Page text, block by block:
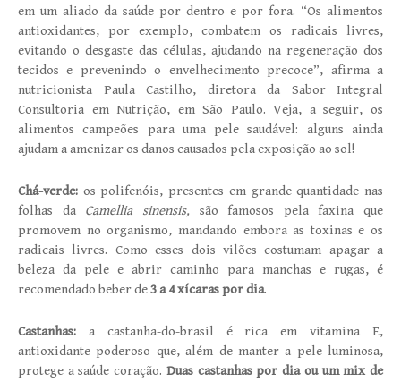
em um aliado da saúde por dentro e por fora. “Os alimentos
antioxidantes, por exemplo, combatem os radicais livres,
evitando o desgaste das células, ajudando na regeneração dos
tecidos e prevenindo o envelhecimento precoce”, afirma a
nutricionista Paula Castilho, diretora da Sabor Integral
Consultoria em Nutrição, em São Paulo. Veja, a seguir, os
alimentos campeões para uma pele saudável: alguns ainda
ajudam a amenizar os danos causados pela exposição ao sol!
Chá-verde: os polifenóis, presentes em grande quantidade nas
folhas da Camellia sinensis, são famosos pela faxina que
promovem no organismo, mandando embora as toxinas e os
radicais livres. Como esses dois vilões costumam apagar a
beleza da pele e abrir caminho para manchas e rugas, é
recomendado beber de3 a 4 xícaras por dia.
Castanhas: a castanha-do-brasil é rica em vitamina E,
antioxidante poderoso que, além de manter a pele luminosa,
protege a saúde coração. Duas castanhas por dia ou um mix de